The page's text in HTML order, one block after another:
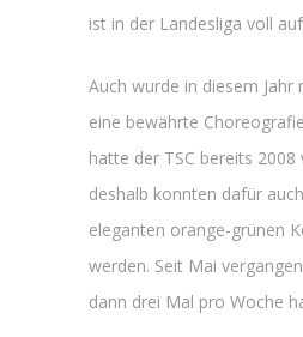
ist in der Landesliga voll
Auch wurde in diesem Jahr
eine bewährte
hatte der TSC bereits 2008
deshalb konnten dafür
eleganten orange-grünen
werden. Seit Mai
dann drei Mal pro Woche